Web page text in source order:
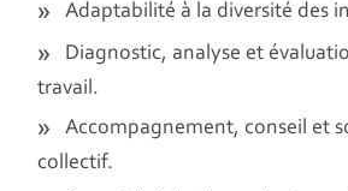
Adaptabilité à la diversité des
Diagnostic, analyse et
travail.
Accompagnement, conseil et
collectif.